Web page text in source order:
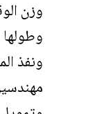
وطولها 2.90 مترًا.